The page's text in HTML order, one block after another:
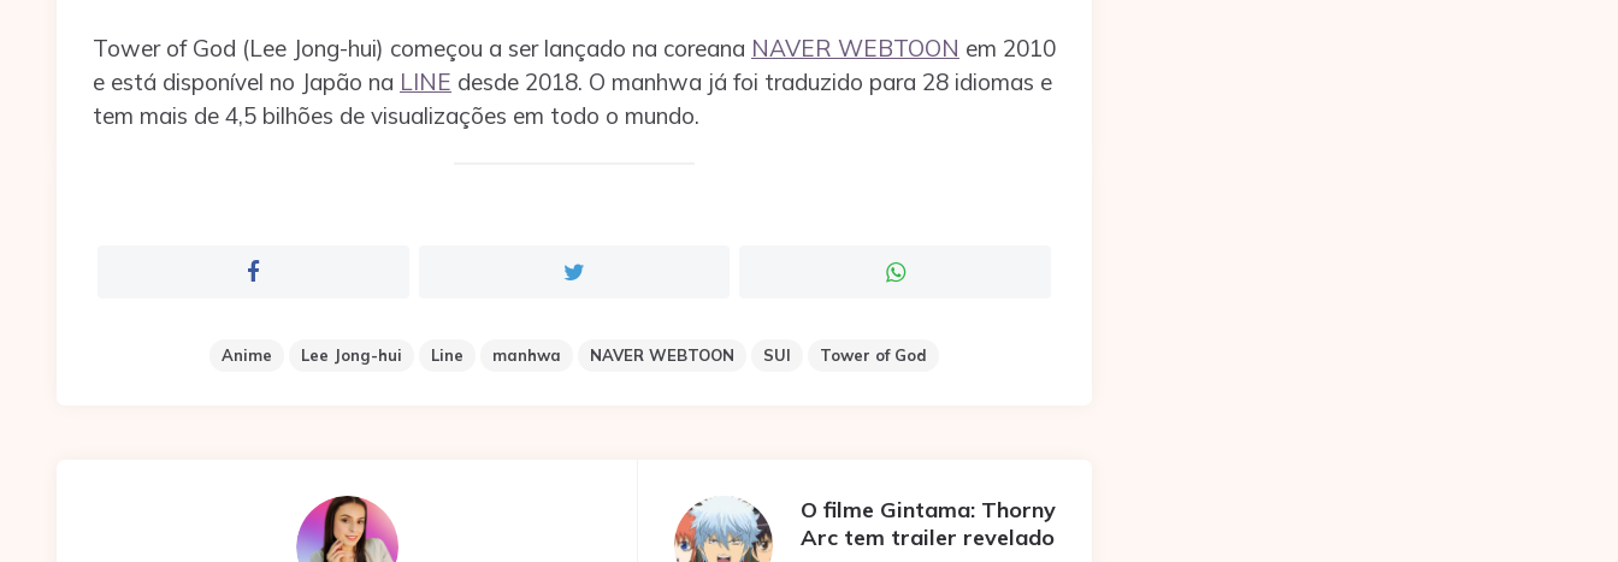
Tower of God (Lee Jong-hui) começou a ser lançado na coreana NAVER WEBTOON em 2010
e está disponível no Japão na LINE desde 2018. O manhwa já foi traduzido para 28 idiomas e
tem mais de 4,5 bilhões de visualizações em todo o mundo.
Anime Lee Jong-hui Line manhwa NAVER WEBTOON SUI Tower of God
O filme Gintama: Thorny
Arc tem trailer revelado